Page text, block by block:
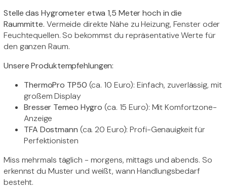
Stelle das Hygrometer etwa 1,5 Meter hoch in die
Raummitte. Vermeide direkte Nähe zu Heizung, Fenster oder
Feuchtequellen. So bekommst du repräsentative Werte für
den ganzen Raum.
Unsere Produktempfehlungen:
ThermoPro TP50 (ca. 10 Euro): Einfach, zuverlässig, mit
großem Display
Bresser Temeo Hygro (ca. 15 Euro): Mit Komfortzone-
Anzeige
TFA Dostmann (ca. 20 Euro): Profi-Genauigkeit für
Perfektionisten
Miss mehrmals täglich - morgens, mittags und abends. So
erkennst du Muster und weißt, wann Handlungsbedarf
besteht.